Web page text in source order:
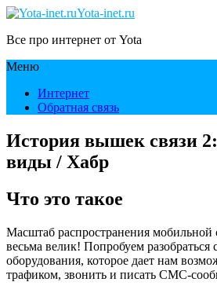
Yota-inet.ru
Все про интернет от Yota
Меню
Интернет
Обратная связь
История вышек связи
виды / Хабр
Что это такое
Масштаб распространения мобильной
весьма велик! Попробуем разобраться
оборудования, которое дает нам
трафиком, звонить и писать СМС-